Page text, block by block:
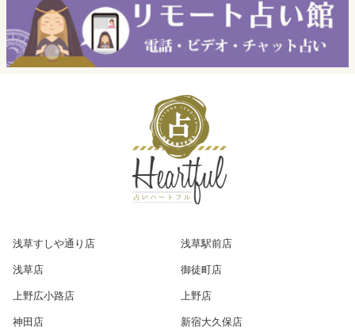
浅草すしや通り店
浅草駅前店
浅草店
御徒町店
上野広小路店
上野店
神田店
新宿大久保店